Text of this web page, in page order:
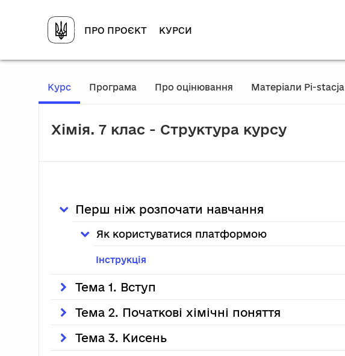
ПРО ПРОЄКТ КУРСИ
Курс, Поточне місце розташування
Програма Про оцінювання Матеріали Pi-stacja
Хімія. 7 клас - Структура курсу
Перш ніж розпочати навчання
Як користуватися платформою
Інструкція
Тема 1. Вступ
Тема 2. Початкові хімічні поняття
Тема 3. Кисень